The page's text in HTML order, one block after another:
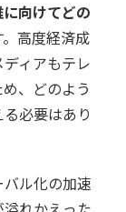
向けてどの
。高度経済成
ィアもテレ
、どのよう
必要はあり
ル化の加速